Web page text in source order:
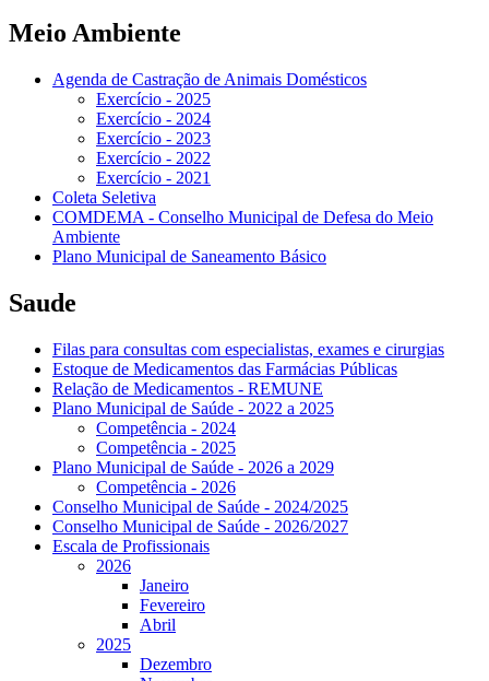
Meio Ambiente
Agenda de Castração de Animais Domésticos
Exercício - 2025
Exercício - 2024
Exercício - 2023
Exercício - 2022
Exercício - 2021
Coleta Seletiva
COMDEMA - Conselho Municipal de Defesa do Meio
Ambiente
Plano Municipal de Saneamento Básico
Saude
Filas para consultas com especialistas, exames e cirurgias
Estoque de Medicamentos das Farmácias Públicas
Relação de Medicamentos - REMUNE
Plano Municipal de Saúde - 2022 a 2025
Competência - 2024
Competência - 2025
Plano Municipal de Saúde - 2026 a 2029
Competência - 2026
Conselho Municipal de Saúde - 2024/2025
Conselho Municipal de Saúde - 2026/2027
Escala de Profissionais
2026
Janeiro
Fevereiro
Abril
2025
Dezembro